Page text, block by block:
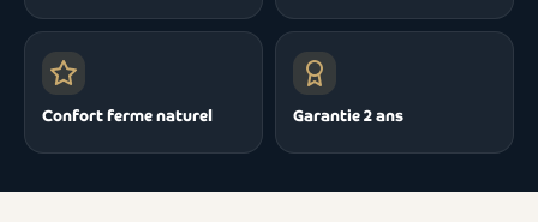
Confort ferme naturel Garantie 2 ans